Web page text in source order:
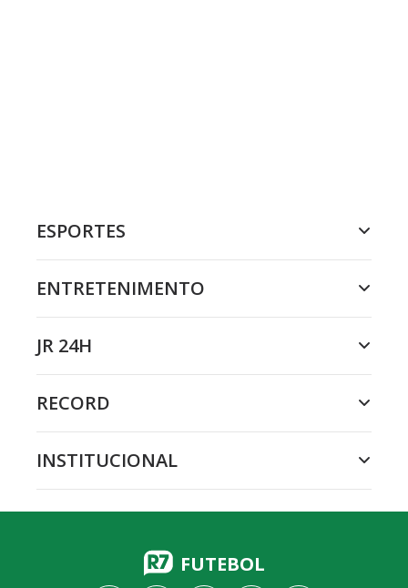
ESPORTES
ENTRETENIMENTO
JR 24H
RECORD
INSTITUCIONAL
FUTEBOL